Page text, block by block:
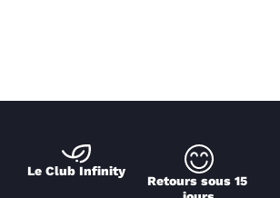
Le Club Infinity
Retours sous 15